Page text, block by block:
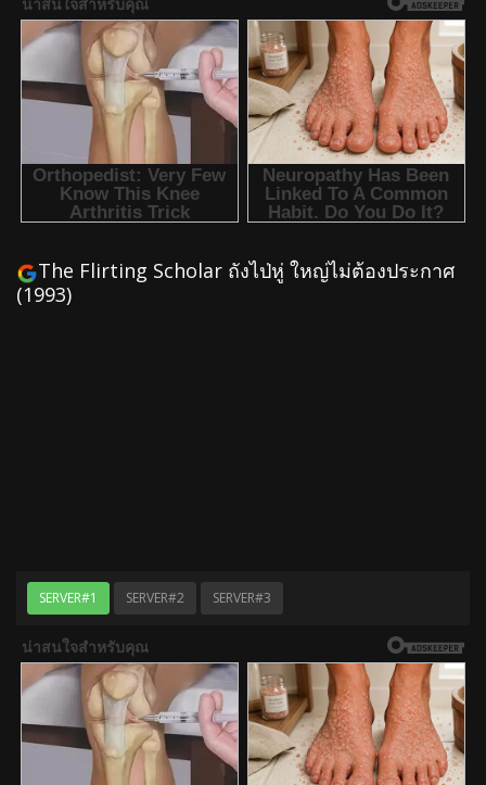
The Flirting Scholar ถังไป่หู่ ใหญ่ไม่ต้องประกาศ
(1993)
SERVER#1 SERVER#2 SERVER#3